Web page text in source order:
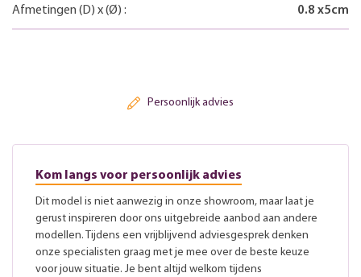
Afmetingen (D) x(Ø) : 0.8 x5cm
Persoonlijk advies
Kom langs voor persoonlijk advies
Dit model is niet aanwezig in onze showroom, maar laat je
gerust inspireren door ons uitgebreide aanbod aan andere
modellen. Tijdens een vrijblijvend adviesgesprek denken
onze specialisten graag met je mee over de beste keuze
voor jouw situatie. Je bent altijd welkom tijdens